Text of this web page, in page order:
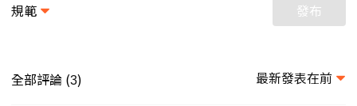
規範 發布
全部評論 (3) 最新發表在前